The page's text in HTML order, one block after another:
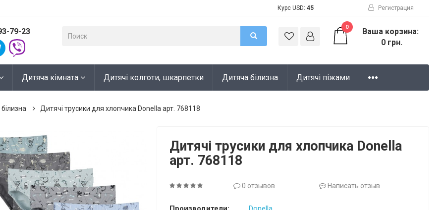
Курс USD: 45 Регистрация
79-23 0
Ваша корзина:
0 грн.
Дитяча кімната Дитячі колготи, шкарпетки Дитяча білизна Дитячі піжами
Дитячі трусики для хлопчика Donella арт. 768118
Дитячі трусики для хлопчика Donella
арт. 768118
0 отзывов Написать отзыв